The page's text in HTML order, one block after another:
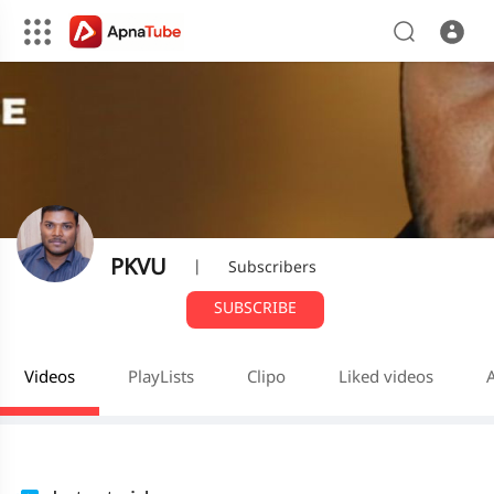
PKVU
Subscribers
SUBSCRIBE
Videos PlayLists Clipo Liked videos